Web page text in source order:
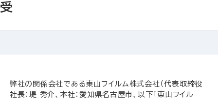
受
弊社の関係会社である東山フイルム株式会社（代表取締役
社長：堤 秀介、本社：愛知県名古屋市、以下「東山フイル